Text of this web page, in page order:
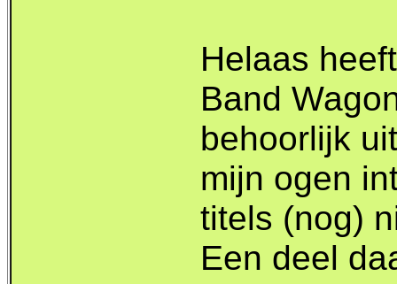
Helaas
Band
behoorlijk
mijn ogen
titels (nog)
Een deel